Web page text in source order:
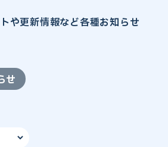
や更新情報など各種お知らせ
せ